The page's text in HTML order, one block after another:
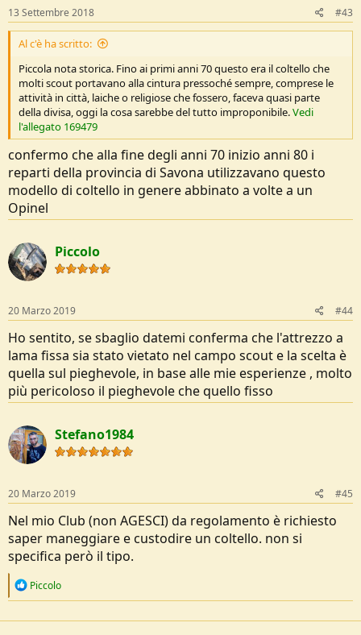
s
:
13 Settembre 2018 #43
Al c'è ha scritto:
Piccola nota storica. Fino ai primi anni 70 questo era il coltello che
molti scout portavano alla cintura pressoché sempre, comprese le
attività in città, laiche o religiose che fossero, faceva quasi parte
della divisa, oggi la cosa sarebbe del tutto improponibile.Vedi
l'allegato 169479
confermo che alla fine degli anni 70 inizio anni 80 i
reparti della provincia di Savona utilizzavano questo
modello di coltello in genere abbinato a volte a un
Opinel
Piccolo
20 Marzo 2019 #44
Ho sentito, se sbaglio datemi conferma che l'attrezzo a
lama fissa sia stato vietato nel campo scout e la scelta è
quella sul pieghevole, in base alle mie esperienze , molto
più pericoloso il pieghevole che quello fisso
Stefano1984
20 Marzo 2019 #45
Nel mio Club (non AGESCI) da regolamento è richiesto
saper maneggiare e custodire un coltello. non si
specifica però il tipo.
R
c
Piccolo